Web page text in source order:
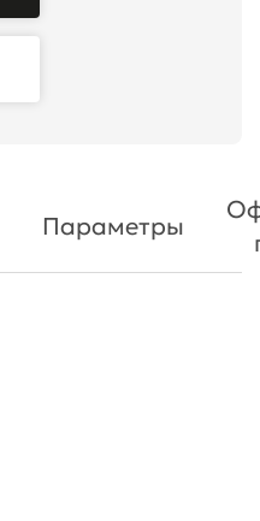
Параметры